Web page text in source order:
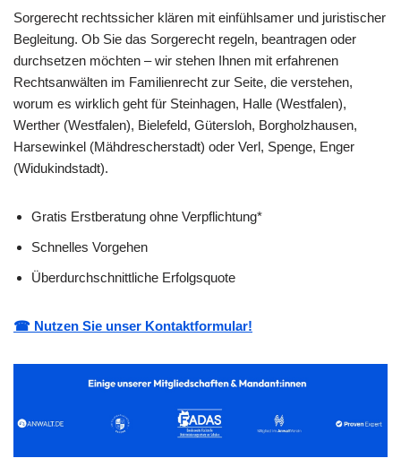
Sorgerecht rechtssicher klären mit einfühlsamer und juristischer
Begleitung. Ob Sie das Sorgerecht regeln, beantragen oder
durchsetzen möchten – wir stehen Ihnen mit erfahrenen
Rechtsanwälten im Familienrecht zur Seite, die verstehen,
worum es wirklich geht für Steinhagen, Halle (Westfalen),
Werther (Westfalen), Bielefeld, Gütersloh, Borgholzhausen,
Harsewinkel (Mähdrescherstadt) oder Verl, Spenge, Enger
(Widukindstadt).
Gratis Erstberatung ohne Verpflichtung*
Schnelles Vorgehen
Überdurchschnittliche Erfolgsquote
☎ Nutzen Sie unser Kontaktformular!